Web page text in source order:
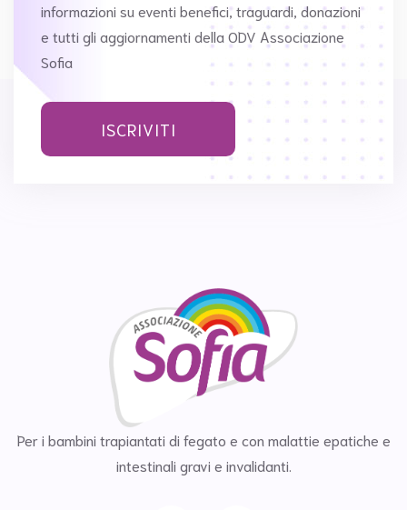
informazioni su eventi benefici, traguardi, donazioni
e tutti gli aggiornamenti della ODV Associazione
Sofia
ISCRIVITI
Per i bambini trapiantati di fegato e con malattie epatiche e
intestinali gravi e invalidanti.